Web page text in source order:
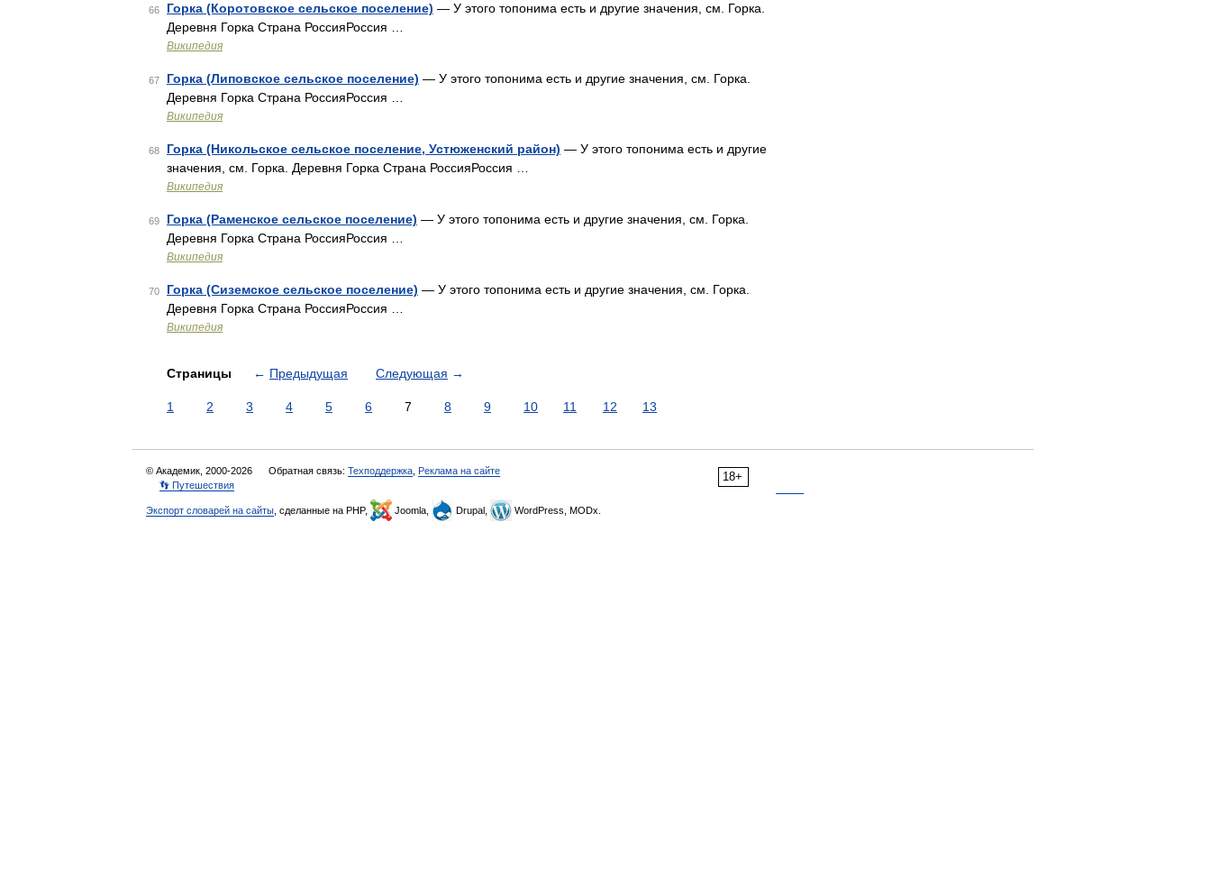
66 Горка (Коротовское сельское поселение) — У этого топонима есть и другие значения, см. Горка.
Деревня Горка Страна РоссияРоссия …
Википедия
67 Горка (Липовское сельское поселение) — У этого топонима есть и другие значения, см. Горка.
Деревня Горка Страна РоссияРоссия …
Википедия
68 Горка (Никольское сельское поселение, Устюженский район) — У этого топонима есть и другие
значения, см. Горка. Деревня Горка Страна РоссияРоссия …
Википедия
69 Горка (Раменское сельское поселение) — У этого топонима есть и другие значения, см. Горка.
Деревня Горка Страна РоссияРоссия …
Википедия
70 Горка (Сиземское сельское поселение) — У этого топонима есть и другие значения, см. Горка.
Деревня Горка Страна РоссияРоссия …
Википедия
Страницы ← Предыдущая Следующая →
1 2 3 4 5 6 7 8 9 10 11 12 13
18+
© Академик, 2000-2026 Обратная связь: Техподдержка Реклама на сайте
👣 Путешествия
Экспорт словарей на сайты , сделанные на PHP, Joomla, Drupal, WordPress, MODx.